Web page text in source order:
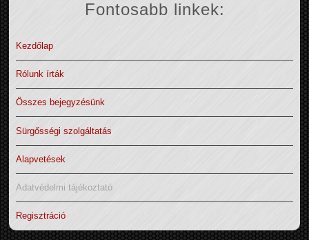
Fontosabb linkek:
Kezdőlap
Rólunk írták
Összes bejegyzésünk
Sürgősségi szolgáltatás
Alapvetések
Adatvédelmi tájékoztató
Regisztráció